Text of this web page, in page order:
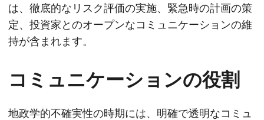
は、徹底的なリスク評価の実施、緊急時の計画の策
定、投資家とのオープンなコミュニケーションの維
持が含まれます。
コミュニケーションの役割
地政学的不確実性の時期には、明確で透明なコミュ